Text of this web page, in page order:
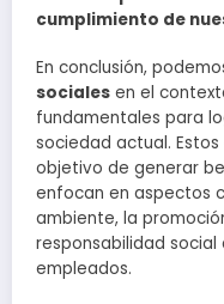
cumplimiento de
En conclusión,
sociales en el
fundamentales para
sociedad actual.
objetivo de generar
enfocan en aspectos
ambiente, la
responsabilidad
empleados.